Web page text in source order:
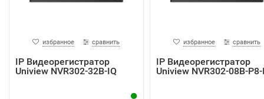
избранное сравнить
IP Видеорегистратор
Uniview NVR302-32B-IQ
избранное сравнить
IP Видеорегистратор
Uniview NVR302-08B-P8-